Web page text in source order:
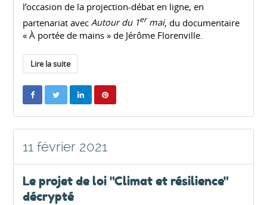
l’occasion de la projection-débat en ligne, en
partenariat avecAutour du 1ermai, du documentaire
« À portée de mains » de Jérôme Florenville.
Lire la suite
11 février 2021
Le projet de loi "Climat et résilience"
décrypté